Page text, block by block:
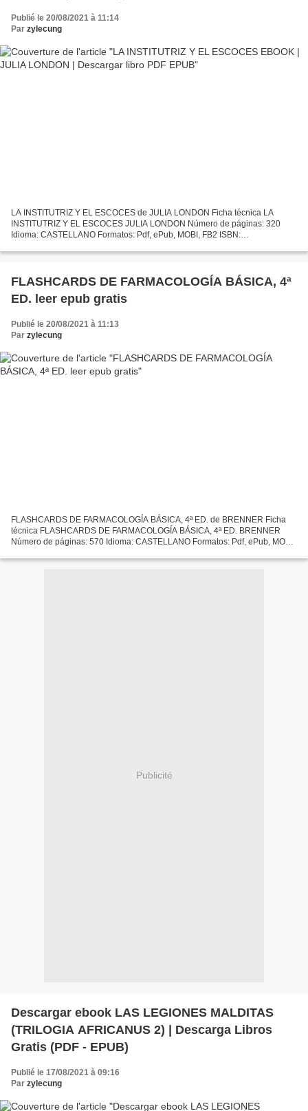
Publié le 20/08/2021 à 11:14
Par zylecung
LA INSTITUTRIZ Y EL ESCOCES de JULIA LONDON Ficha técnica LA
INSTITUTRIZ Y EL ESCOCES JULIA LONDON Número de páginas: 320
Idioma: CASTELLANO Formatos: Pdf, ePub, MOBI, FB2 ISBN:
Descargar...
FLASHCARDS DE FARMACOLOGÍA BÁSICA, 4ª
ED. leer epub gratis
Publié le 20/08/2021 à 11:13
Par zylecung
FLASHCARDS DE FARMACOLOGÍA BÁSICA, 4ª ED. de BRENNER Ficha
técnica FLASHCARDS DE FARMACOLOGÍA BÁSICA, 4ª ED. BRENNER
Número de páginas: 570 Idioma: CASTELLANO Formatos: Pdf, ePub, MOBI,
edición:...
Publicité
Descargar ebook LAS LEGIONES MALDITAS
(TRILOGIA AFRICANUS 2) | Descarga Libros
Gratis (PDF - EPUB)
Publié le 17/08/2021 à 09:16
Par zylecung